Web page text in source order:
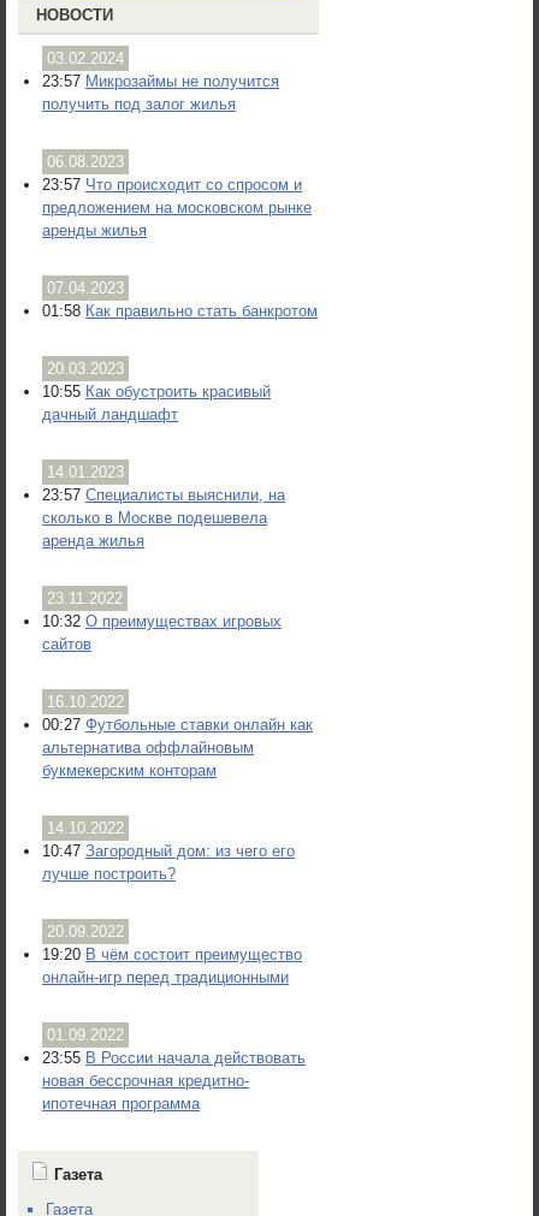
НОВОСТИ
03.02.2024
23:57 Микрозаймы не получится
получить под залог жилья
06.08.2023
23:57 Что происходит со спросом и
предложением на московском рынке
аренды жилья
07.04.2023
01:58 Как правильно стать банкротом
20.03.2023
10:55 Как обустроить красивый
дачный ландшафт
14.01.2023
23:57 Специалисты выяснили, на
сколько в Москве подешевела
аренда жилья
23.11.2022
10:32 О преимуществах игровых
сайтов
16.10.2022
00:27 Футбольные ставки онлайн как
альтернатива оффлайновым
букмекерским конторам
14.10.2022
10:47 Загородный дом: из чего его
лучше построить?
20.09.2022
19:20 В чём состоит преимущество
онлайн-игр перед традиционными
01.09.2022
23:55 В России начала действовать
новая бессрочная кредитно-
ипотечная программа
Газета
Газета